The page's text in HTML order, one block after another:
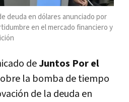
deuda en dólares anunciado por
en el mercado financiero y
deJuntos Por el
la bomba de tiempo
de la deuda en